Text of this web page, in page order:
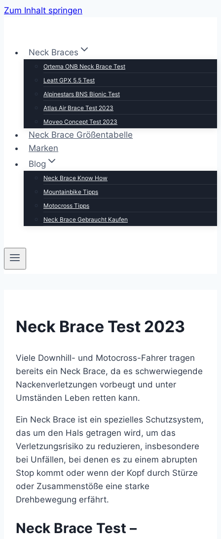
Zum Inhalt springen
Neck Braces
Ortema ONB Neck Brace Test
Leatt GPX 5.5 Test
Alpinestars BNS Bionic Test
Atlas Air Brace Test 2023
Moveo Concept Test 2023
Neck Brace Größentabelle
Marken
Blog
Neck Brace Know How
Mountainbike Tipps
Motocross Tipps
Neck Brace Gebraucht Kaufen
Neck Brace Test 2023
Viele Downhill- und Motocross-Fahrer tragen
bereits ein Neck Brace, da es schwerwiegende
Nackenverletzungen vorbeugt und unter
Umständen Leben retten kann.
Ein Neck Brace ist ein spezielles Schutzsystem,
das um den Hals getragen wird, um das
Verletzungsrisiko zu reduzieren, insbesondere
bei Unfällen, bei denen es zu einem abrupten
Stop kommt oder wenn der Kopf durch Stürze
oder Zusammenstöße eine starke
Drehbewegung erfährt.
Neck Brace Test –